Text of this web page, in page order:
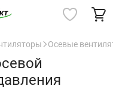
Осевые